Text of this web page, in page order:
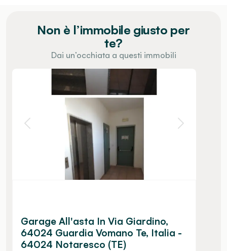
Non è l’immobile giusto per
te?
Dai un’occhiata a questi immobili
Garage All'asta In Via Giardino,
64024 Guardia Vomano Te, Italia -
64024 Notaresco (TE)